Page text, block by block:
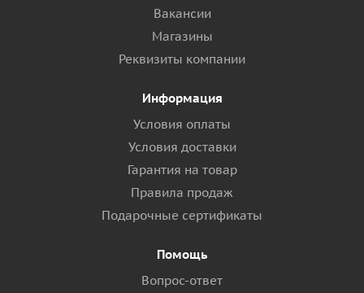
Вакансии
Магазины
Реквизиты компании
Информация
Условия оплаты
Условия доставки
Гарантия на товар
Правила продаж
Подарочные сертификаты
Помощь
Вопрос-ответ